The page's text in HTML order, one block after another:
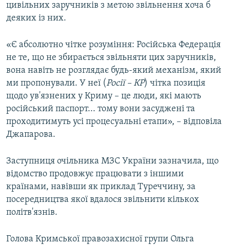
цивільних заручників з метою звільнення хоча б
деяких із них.
«Є абсолютно чітке розуміння: Російська Федерація
не те, що не збирається звільняти цих заручників,
вона навіть не розглядає будь-який механізм, який
ми пропонували. У неї (Росії – КР) чітка позиція
щодо ув'язнених у Криму – це люди, які мають
російський паспорт... тому вони засуджені та
проходитимуть усі процесуальні етапи», – відповіла
Джапарова.
Заступниця очільника МЗС України зазначила, що
відомство продовжує працювати з іншими
країнами, навівши як приклад Туреччину, за
посередництва якої вдалося звільнити кількох
політв'язнів.
Голова Кримської правозахисної групи Ольга